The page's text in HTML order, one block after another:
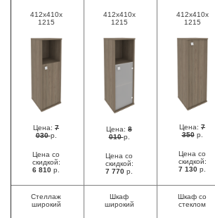
412х410х
1215
Цена: 7
030р.
Цена со
скидкой:
6 810 р.
412x410х
1215
Цена: 8
010р.
Цена со
скидкой:
7 770 р.
412х410х
1215
Цена: 7
350р.
Цена со
скидкой:
7 130 р.
Стеллаж
широкий
Шкаф
широкий
Шкаф со
стеклом